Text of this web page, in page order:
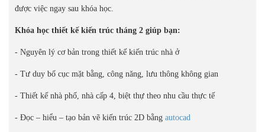
được việc ngay sau khóa học.
Khóa học thiết kế kiến trúc tháng 2 giúp bạn:
- Nguyên lý cơ bản trong thiết kế kiến trúc nhà ở
- Tư duy bố cục mặt bằng, công năng, lưu thông không gian
- Thiết kế nhà phố, nhà cấp 4, biệt thự theo nhu cầu thực tế
- Đọc – hiểu – tạo bản vẽ kiến trúc 2D bằng autocad